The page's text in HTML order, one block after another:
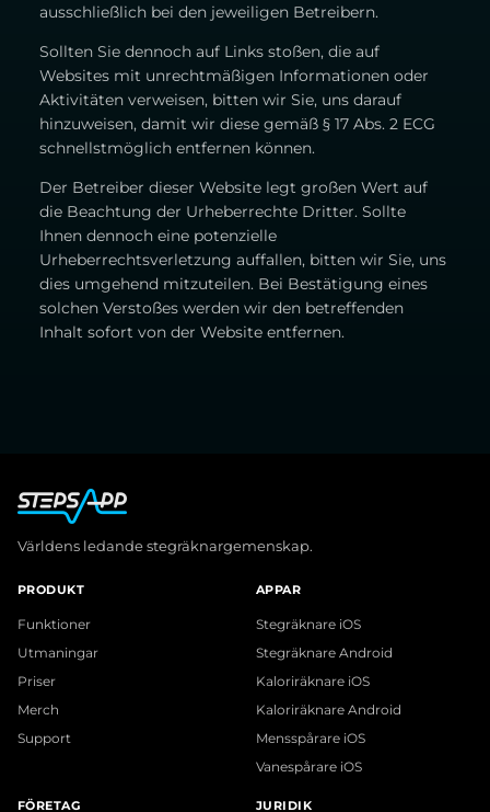
ausschließlich bei den jeweiligen Betreibern.
Sollten Sie dennoch auf Links stoßen, die auf
Websites mit unrechtmäßigen Informationen oder
Aktivitäten verweisen, bitten wir Sie, uns darauf
hinzuweisen, damit wir diese gemäß § 17 Abs. 2 ECG
schnellstmöglich entfernen können.
Der Betreiber dieser Website legt großen Wert auf
die Beachtung der Urheberrechte Dritter. Sollte
Ihnen dennoch eine potenzielle
Urheberrechtsverletzung auffallen, bitten wir Sie, uns
dies umgehend mitzuteilen. Bei Bestätigung eines
solchen Verstoßes werden wir den betreffenden
Inhalt sofort von der Website entfernen.
Världens ledande stegräknargemenskap.
PRODUKT
Funktioner
Utmaningar
Priser
Merch
Support
APPAR
Stegräknare iOS
Stegräknare Android
Kaloriräknare iOS
Kaloriräknare Android
Mensspårare iOS
Vanespårare iOS
FÖRETAG JURIDIK